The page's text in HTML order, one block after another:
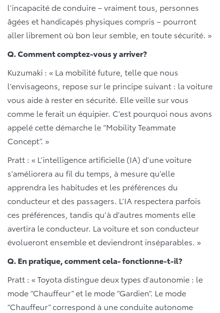
l’incapacité de conduire – vraiment tous, personnes
âgées et handicapés physiques compris – pourront
aller librement où bon leur semble, en toute sécurité. »
Q. Comment comptez-vous y arriver?
Kuzumaki : « La mobilité future, telle que nous
l’envisageons, repose sur le principe suivant : la voiture
vous aide à rester en sécurité. Elle veille sur vous
comme le ferait un équipier. C’est pourquoi nous avons
appelé cette démarche le “Mobility Teammate
Concept”. »
Pratt : « L’intelligence artificielle (IA) d’une voiture
s’améliorera au fil du temps, à mesure qu’elle
apprendra les habitudes et les préférences du
conducteur et des passagers. L’IA respectera parfois
ces préférences, tandis qu’à d’autres moments elle
avertira le conducteur. La voiture et son conducteur
évolueront ensemble et deviendront inséparables. »
Q. En pratique, comment cela- fonctionne-t-il?
Pratt : « Toyota distingue deux types d’autonomie : le
mode “Chauffeur” et le mode “Gardien”. Le mode
“Chauffeur” correspond à une conduite autonome